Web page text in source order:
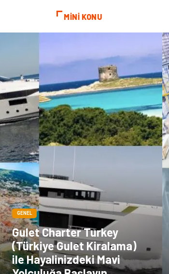
MİNİ KONU
GENEL
Gulet Charter Turkey
(Türkiye Gulet Kiralama)
ile Hayalinizdeki Mavi